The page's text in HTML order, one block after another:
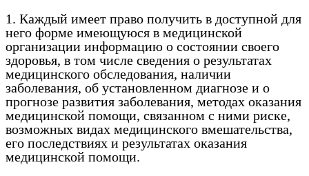
1. Каждый имеет право получить в доступной для
него форме имеющуюся в медицинской
организации информацию о состоянии своего
здоровья, в том числе сведения о результатах
медицинского обследования, наличии
заболевания, об установленном диагнозе и о
прогнозе развития заболевания, методах оказания
медицинской помощи, связанном с ними риске,
возможных видах медицинского вмешательства,
его последствиях и результатах оказания
медицинской помощи.